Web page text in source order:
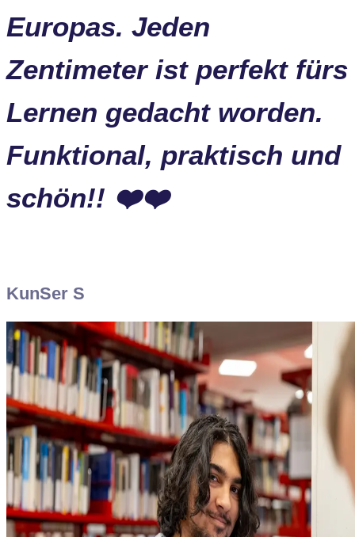
Europas. Jeden
Zentimeter ist perfekt fürs
Lernen gedacht worden.
Funktional, praktisch und
schön!! ❤️❤️
KunSer S